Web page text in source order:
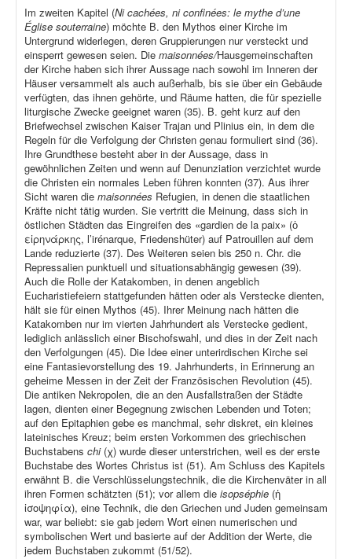
Im zweiten Kapitel (Ni cachées, ni confinées: le mythe d’une
Église souterraine) möchte B. den Mythos einer Kirche im
Untergrund widerlegen, deren Gruppierungen nur versteckt und
einsperrt gewesen seien. Die maisonnées/Hausgemeinschaften
der Kirche haben sich ihrer Aussage nach sowohl im Inneren der
Häuser versammelt als auch außerhalb, bis sie über ein Gebäude
verfügten, das ihnen gehörte, und Räume hatten, die für spezielle
liturgische Zwecke geeignet waren (35). B. geht kurz auf den
Briefwechsel zwischen Kaiser Trajan und Plinius ein, in dem die
Regeln für die Verfolgung der Christen genau formuliert sind (36).
Ihre Grundthese besteht aber in der Aussage, dass in
gewöhnlichen Zeiten und wenn auf Denunziation verzichtet wurde
die Christen ein normales Leben führen konnten (37). Aus ihrer
Sicht waren die maisonnées Refugien, in denen die staatlichen
Kräfte nicht tätig wurden. Sie vertritt die Meinung, dass sich in
östlichen Städten das Eingreifen des «gardien de la paix» (ὁ
εἰρηνάρκης, l’irénarque, Friedenshüter) auf Patrouillen auf dem
Lande reduzierte (37). Des Weiteren seien bis 250 n. Chr. die
Repressalien punktuell und situationsabhängig gewesen (39).
Auch die Rolle der Katakomben, in denen angeblich
Eucharistiefeiern stattgefunden hätten oder als Verstecke dienten,
hält sie für einen Mythos (45). Ihrer Meinung nach hätten die
Katakomben nur im vierten Jahrhundert als Verstecke gedient,
lediglich anlässlich einer Bischofswahl, und dies in der Zeit nach
den Verfolgungen (45). Die Idee einer unterirdischen Kirche sei
eine Fantasievorstellung des 19. Jahrhunderts, in Erinnerung an
geheime Messen in der Zeit der Französischen Revolution (45).
Die antiken Nekropolen, die an den Ausfallstraßen der Städte
lagen, dienten einer Begegnung zwischen Lebenden und Toten;
auf den Epitaphien gebe es manchmal, sehr diskret, ein kleines
lateinisches Kreuz; beim ersten Vorkommen des griechischen
Buchstabens chi (χ) wurde dieser unterstrichen, weil es der erste
Buchstabe des Wortes Christus ist (51). Am Schluss des Kapitels
erwähnt B. die Verschlüsselungstechnik, die die Kirchenväter in all
ihren Formen schätzten (51); vor allem die isopséphie (ἡ
ἰσοψηφία), eine Technik, die den Griechen und Juden gemeinsam
war, war beliebt: sie gab jedem Wort einen numerischen und
symbolischen Wert und basierte auf der Addition der Werte, die
jedem Buchstaben zukommt (51/52).